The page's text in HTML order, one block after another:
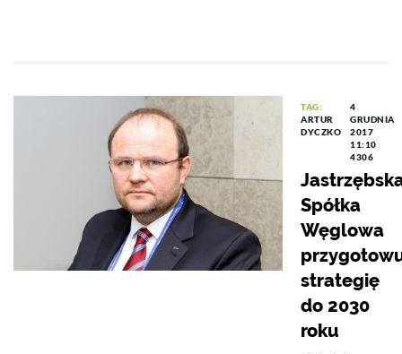
TAG:
ARTUR
DYCZKO
4
GRUDNIA
2017
11:10
4306
Spółka
Węglowa
strategię
do 2030
roku